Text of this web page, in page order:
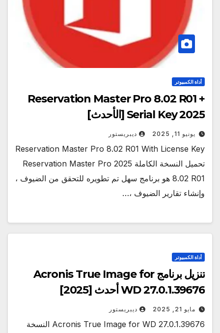
أداة الكمبيوتر
Reservation Master Pro 8.02 R01 +
Serial Key 2025 [الأحدث]
يونيو 11, 2025 ديبريستور
Reservation Master Pro 8.02 R01 With License Key
تحميل النسخة الكاملة 2025 Reservation Master Pro
8.02 R01 هو برنامج سهل تم تطويره للتحقق من الضيوف ،
وإنشاء تقارير الضيوف ،…
أداة الكمبيوتر
تنزيل برنامج Acronis True Image for
WD 27.0.1.39676 أحدث [2025]
مايو 21, 2025 ديبريستور
Acronis True Image for WD 27.0.1.39676 النسخة